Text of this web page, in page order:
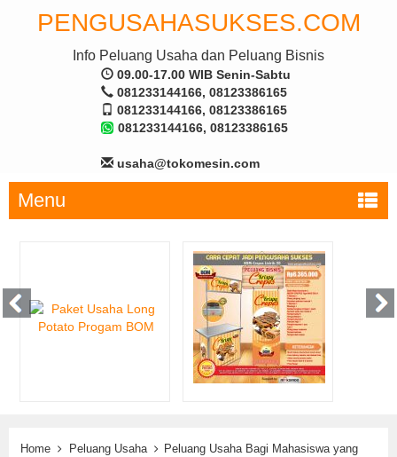
PENGUSAHASUKSES.COM
Info Peluang Usaha dan Peluang Bisnis
09.00-17.00 WIB Senin-Sabtu
081233144166, 08123386165
081233144166, 08123386165
081233144166, 08123386165
usaha@tokomesin.com
Menu
Home Peluang Usaha
Peluang Usaha Bagi Mahasiswa yang